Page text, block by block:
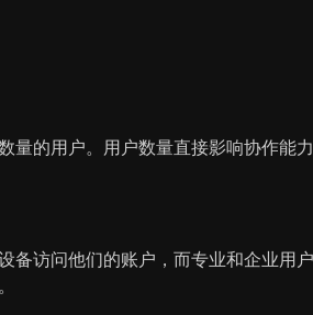
的用户。用户数量直接影响协作能
访问他们的账户，而专业和企业用